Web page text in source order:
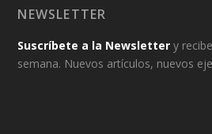
NEWSLETTER
Suscríbete a la Newsletter y
semana. Nuevos artículos, nuevos